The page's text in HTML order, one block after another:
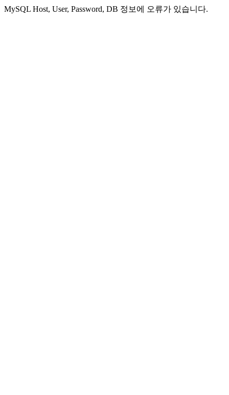
MySQL Host, User, Password, DB 정보에 오류가 있습니다.